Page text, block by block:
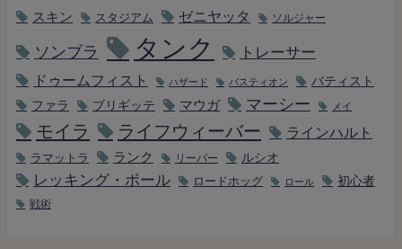
スキン スタジアム ゼニヤッタ ソルジャー
ソンブラ タンク
トレーサー
ドゥームフィスト
ハザード バスティオン
バティスト
ファラ
ブリギッテ マウガ マーシー メイ
モイラ ライフウィーバー ラインハルト
ラマットラ ランク リーパー ルシオ
レッキング・ボール ロードホッグ ロール 初心者
戦術